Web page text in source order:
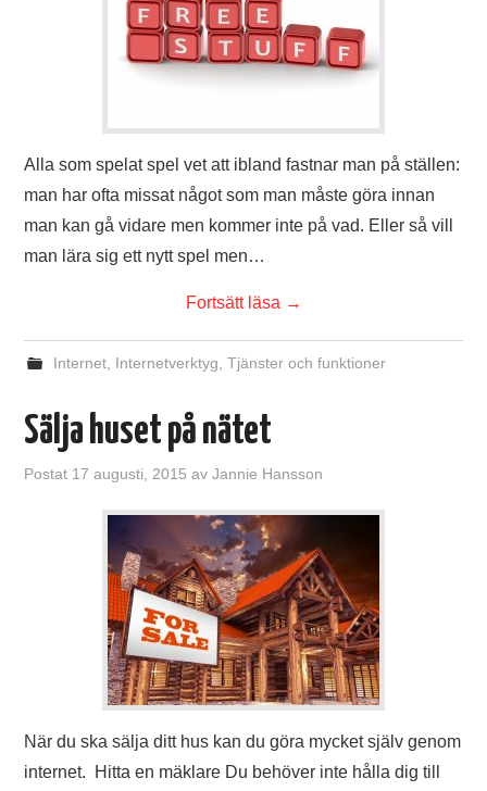
Alla som spelat spel vet att ibland fastnar man på ställen:
man har ofta missat något som man måste göra innan
man kan gå vidare men kommer inte på vad. Eller så vill
man lära sig ett nytt spel men…
Fortsätt läsa →
Internet, Internetverktyg Tjänster och funktioner
Sälja huset på nätet
Postat 17 augusti, 2015 avJannie Hansson
När du ska sälja ditt hus kan du göra mycket själv genom
internet. Hitta en mäklare Du behöver inte hålla dig till